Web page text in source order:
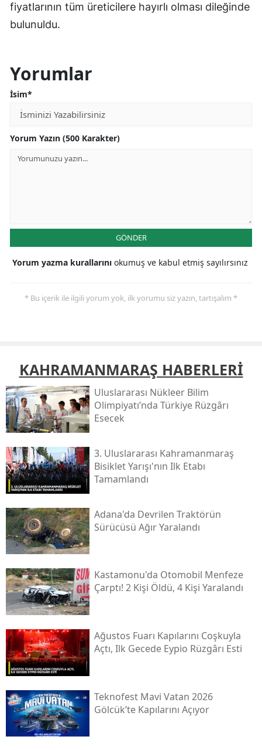
fiyatlarının tüm üreticilere hayırlı olması dileğinde
bulunuldu.
Yorumlar
İsim*
Yorum Yazın (500 Karakter)
GÖNDER
Yorum yazma kurallarını okumuş ve kabul etmiş sayılırsınız
* Bu içerik ile ilgili yorum yok, ilk yorumu siz yazın, tartışalım *
KAHRAMANMARAŞ HABERLERİ
Uluslararası Nükleer Bilim
Olimpiyatı’nda Türkiye Rüzgârı
Esecek
3. Uluslararası Kahramanmaraş
Bisiklet Yarışı'nın Ilk Etabı
Tamamlandı
Adana'da Devrilen Traktörün
Sürücüsü Ağır Yaralandı
Kastamonu'da Otomobil Menfeze
Çarptı! 2 Kişi Öldü, 4 Kişi Yaralandı
Ağustos Fuarı Kapılarını Coşkuyla
Açtı, Ilk Gecede Eypio Rüzgârı Esti
Teknofest Mavi Vatan 2026
Gölcük’te Kapılarını Açıyor